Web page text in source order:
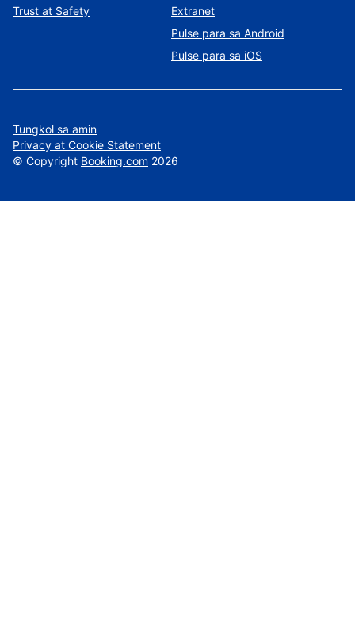
Trust at Safety
Extranet
Pulse para sa Android
Pulse para sa iOS
Tungkol sa amin
Privacy at Cookie Statement
© Copyright Booking.com 2026